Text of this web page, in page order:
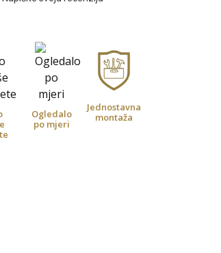
Ogledalo
po mjeri
Jednostavna
montaža